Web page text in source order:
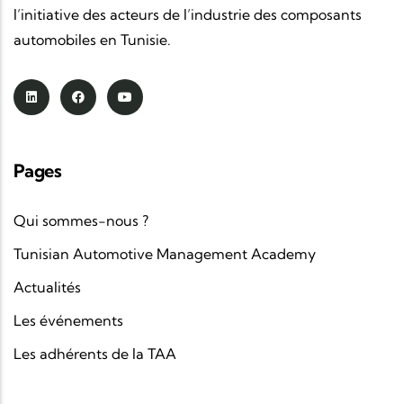
l’initiative des acteurs de l’industrie des composants
automobiles en Tunisie.
Pages
Qui sommes-nous ?
Tunisian Automotive Management Academy
Actualités
Les événements
Les adhérents de la TAA